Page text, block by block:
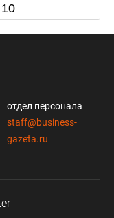
10
отдел персонала
staff@business-
gazeta.ru